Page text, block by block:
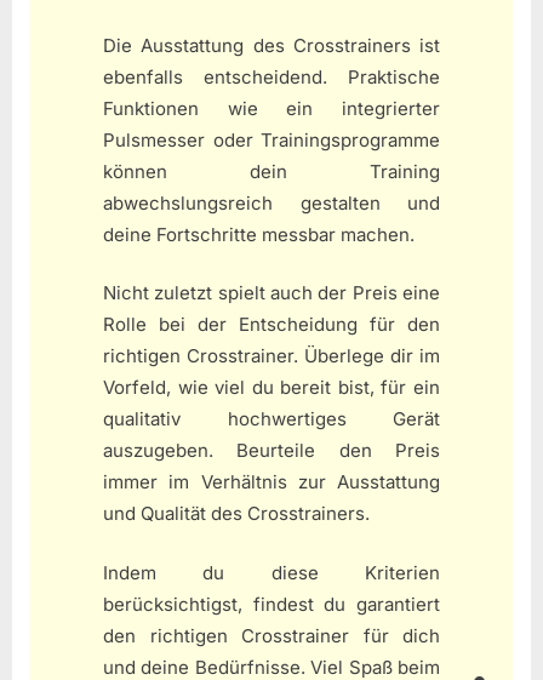
Die Ausstattung des Crosstrainers ist
ebenfalls entscheidend. Praktische
Funktionen wie ein integrierter
Pulsmesser oder Trainingsprogramme
können dein Training
abwechslungsreich gestalten und
deine Fortschritte messbar machen.
Nicht zuletzt spielt auch der Preis eine
Rolle bei der Entscheidung für den
richtigen Crosstrainer. Überlege dir im
Vorfeld, wie viel du bereit bist, für ein
qualitativ hochwertiges Gerät
auszugeben. Beurteile den Preis
immer im Verhältnis zur Ausstattung
und Qualität des Crosstrainers.
Indem du diese Kriterien
berücksichtigst, findest du garantiert
den richtigen Crosstrainer für dich
und deine Bedürfnisse. Viel Spaß beim